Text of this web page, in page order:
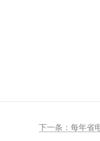
下一条：每年省